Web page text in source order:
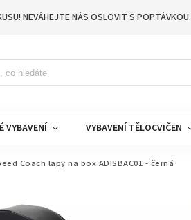
NEVÁHEJTE NÁS OSLOVIT S POPTÁVKOU.
VYBAVENÍ VYBAVENÍ TĚLOCVIČEN
Coach lapy na box ADISBAC01 - černá